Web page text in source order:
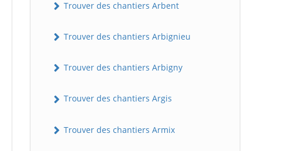
Trouver des chantiers Arbent
Trouver des chantiers Arbignieu
Trouver des chantiers Arbigny
Trouver des chantiers Argis
Trouver des chantiers Armix